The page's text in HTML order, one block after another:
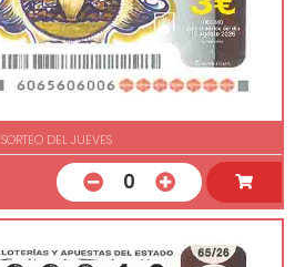
SORTEO DEL JUEVES
0